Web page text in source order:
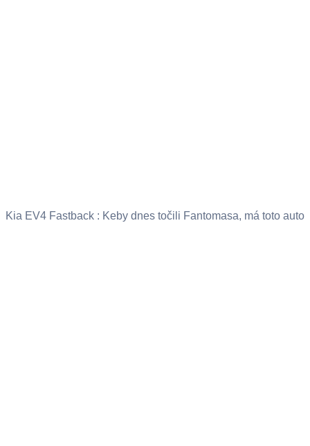
Kia EV4 Fastback : Keby dnes točili Fantomasa, má toto auto